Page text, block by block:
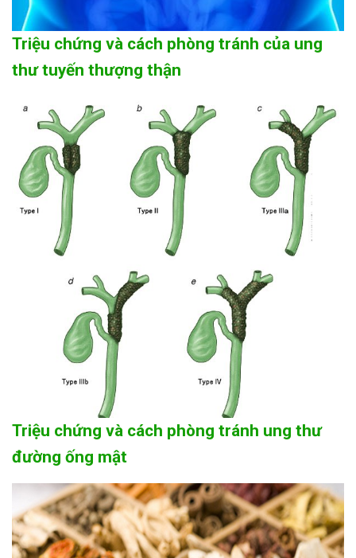
Triệu chứng và cách phòng tránh của ung
thư tuyến thượng thận
Triệu chứng và cách phòng tránh ung thư
đường ống mật